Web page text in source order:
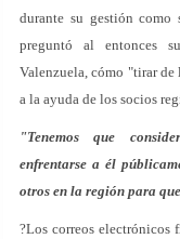
durante su gestión
preguntó al entonces
Valenzuela, cómo "tirar de
a la ayuda de los socios
"Tenemos que
enfrentarse a él
otros en la región para
?Los correos